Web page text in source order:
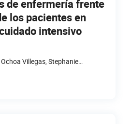
de enfermería frente
los pacientes en
intensivo
Villegas, Stephanie